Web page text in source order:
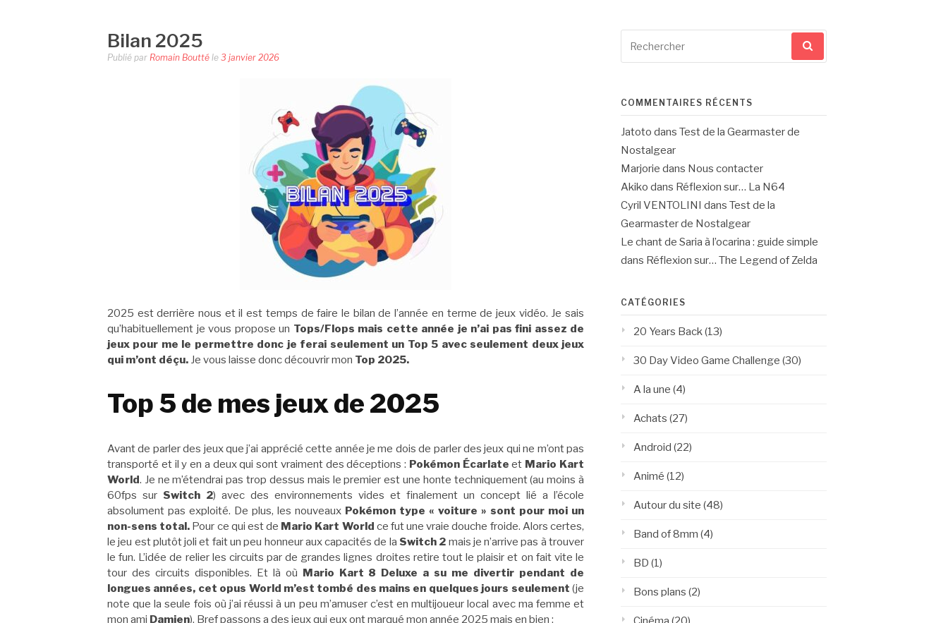
Bilan 2025
Publié par Romain Boutté le 3 janvier 2026
2025 est derrière nous et il est temps de faire le bilan de l’année en terme de jeux vidéo. Je sais
qu’habituellement je vous propose un Tops/Flops mais cette année je n’ai pas fini assez de
jeux pour me le permettre donc je ferai seulement un Top 5 avec seulement deux jeux
qui m’ont déçu. Je vous laisse donc découvrir mon Top 2025.
Top 5 de mes jeux de 2025
Avant de parler des jeux que j’ai apprécié cette année je me dois de parler des jeux qui ne m’ont pas
transporté et il y en a deux qui sont vraiment des déceptions : Pokémon Écarlateet Mario Kart
World. Je ne m’étendrai pas trop dessus mais le premier est une honte techniquement (au moins à
60fps sur Switch 2) avec des environnements vides et finalement un concept lié a l’école
absolument pas exploité. De plus, les nouveaux Pokémon type « voiture » sont pour moi un
non-sens total. Pour ce qui est de Mario Kart World ce fut une vraie douche froide. Alors certes,
le jeu est plutôt joli et fait un peu honneur aux capacités de la Switch 2 mais je n’arrive pas à trouver
le fun. L’idée de relier les circuits par de grandes lignes droites retire tout le plaisir et on fait vite le
tour des circuits disponibles. Et là où Mario Kart 8 Deluxe a su me divertir pendant de
longues années, cet opus World m’est tombé des mains en quelques jours seulement (je
note que la seule fois où j’ai réussi à un peu m’amuser c’est en multijoueur local avec ma femme et
mon ami Damien). Bref passons a des jeux qui eux ont marqué mon année 2025 mais en bien :
pour
COMMENTAIRES RÉCENTS
Jatoto dans Test de la Gearmaster de
Nostalgear
Marjorie dans Nous contacter
Akiko dans Réflexion sur… La N64
Cyril VENTOLINI dans Test de la
Gearmaster de Nostalgear
Le chant de Saria à l’ocarina : guide simple
dans Réflexion sur… The Legend of Zelda
CATÉGORIES
20 Years Back (13)
30 Day Video Game Challenge (30)
A la une (4)
Achats (27)
Android (22)
Animé (12)
Autour du site (48)
Band of 8mm (4)
BD (1)
Bons plans (2)